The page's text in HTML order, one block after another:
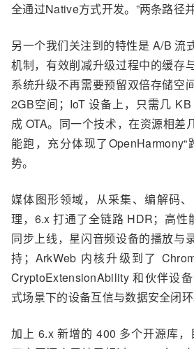
全通过Native方式开发。 ”两条路径
另一个我们关注到的特性是 A/B流
机制，有效削减升级过程中的缓存
系统升级不再需要预留双倍存储空
2GB空间； IoT 设备上，只需几
成 OTA。同一个技术，在资源相差
能跑，充分体现了OpenHarmony“
势。
媒体图形领域，从采集、编解码
理， 6.x 打通了全链路 HDR； 高性
同步上线，星闪音频设备的播放与
持 ； ArkWeb 内核升级到了
CryptoExtensionAbility 和伙伴设
式场景下的设备互信与数据安全闭环
加上 6.x 新增的 400 多个开源库，